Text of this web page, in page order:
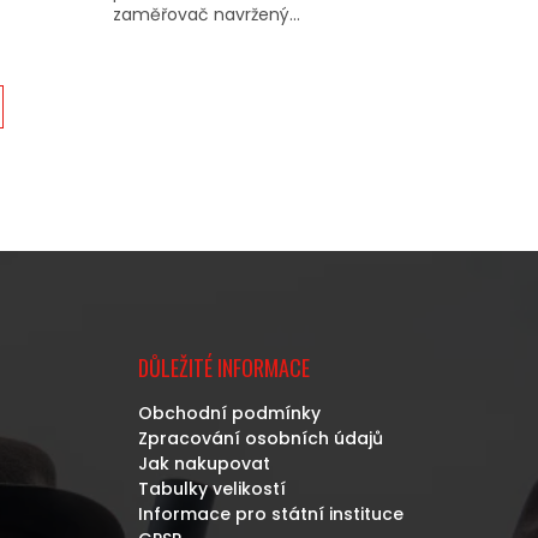
zaměřovač navržený...
DŮLEŽITÉ INFORMACE
Obchodní podmínky
Zpracování osobních údajů
Jak nakupovat
Tabulky velikostí
Informace pro státní instituce